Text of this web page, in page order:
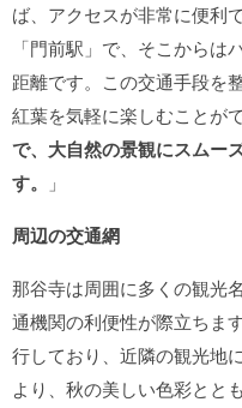
ば、アクセスが非常に便利
「門前駅」で、そこから
距離です。この交通手段を
紅葉を気軽に楽しむことが
で、大自然の景観にスムー
す。
」
周辺の交通網
那谷寺は周囲に多くの観光
通機関の利便性が際立ちま
行しており、近隣の観光地
より、秋の美しい色彩とと